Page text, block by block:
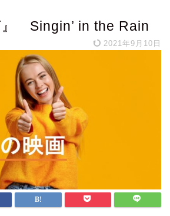
』 Singin’ in the Rain
2021年9月10日